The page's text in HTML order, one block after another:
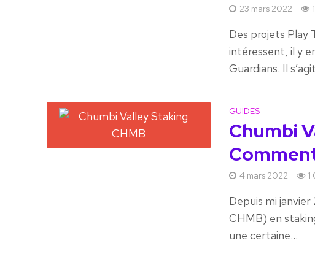
23 mars 2022
Des projets Play
intéressent, il y
Guardians. Il
GUIDES
Chumbi
4 mars 2022 1
Depuis mi
CHMB) en
une certaine...